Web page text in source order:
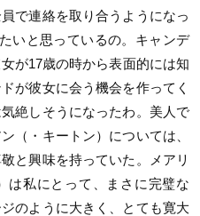
で連絡を取り合うようになっ
いと思っているの。キャンデ
が17歳の時から表面的には知
が彼女に会う機会を作ってく
絶しそうになったわ。美人で
（・キートン）については、
と興味を持っていた。メアリ
は私にとって、まさに完璧な
のように大きく、とても寛大